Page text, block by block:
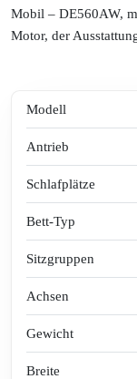
Mobil – DE560AW,
Motor, der
Modell
Antrieb
Schlafplätze
Bett-Typ
Sitzgruppen
Achsen
Gewicht
Breite